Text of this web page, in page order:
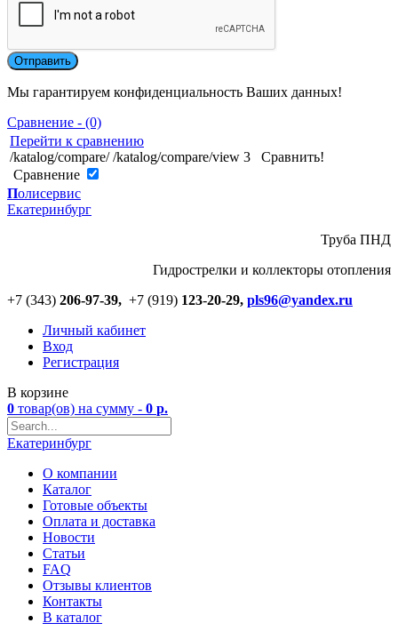
Мы гарантируем конфиденциальность Ваших данных!
Сравнение - (0)
Перейти к сравнению
/katalog/compare/ /katalog/compare/view 3
Сравнить!
Cравнение
Полисервис
Екатеринбург
Труба ПНД
Гидрострелки и коллекторы отопления
+7 (343) 206-97-39, +7 (919) 123-20-29, pls96@yandex.ru
Личный кабинет
Вход
Регистрация
В корзине
0 товар(ов) на сумму - 0 р.
Екатеринбург
О компании
Каталог
Готовые объекты
Оплата и доставка
Новости
Статьи
FAQ
Отзывы клиентов
Контакты
В каталог